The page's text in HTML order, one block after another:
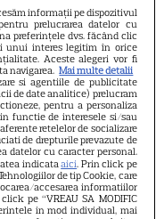
Delta
când o poți
bine
Ceylon și
informații pe dispozitivul
prelucrarea datelor cu
preferințele dvs. făcând clic
unui interes legitim în orice
Aceste alegeri vor fi
navigarea. Mai multe detalii
si agentiile de publicitate
de date analitice) prelucram
pentru a personaliza
functie de interesele si/sau
retelelor de socializare
de drepturile prevazute de
datelor cu caracter personal.
indicataaici. Prin click pe
de tip Cookie, care
accesarea informatiilor
pe “VREAU SA MODIFIC
in mod individual, mai